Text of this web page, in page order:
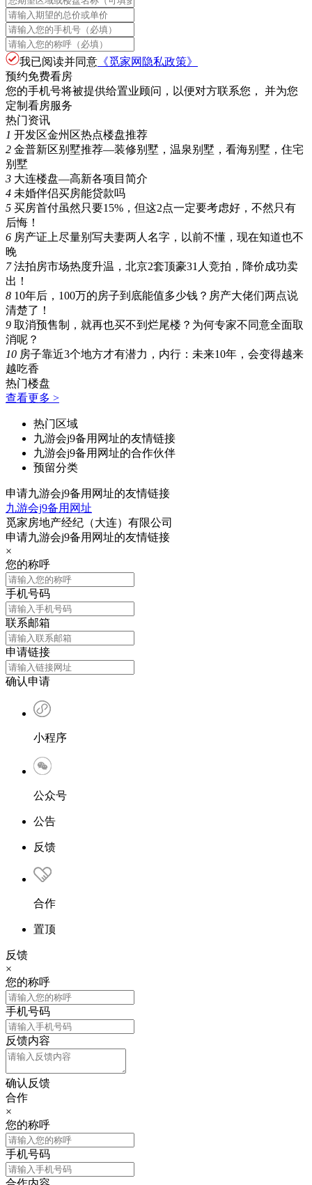
我已阅读并同意 《觅家网隐私政策》
预约免费看房
您的手机号将被提供给置业顾问，以便对方联系您， 并为您
定制看房服务
热门资讯
1 开发区金州区热点楼盘推荐
2 金普新区别墅推荐—装修别墅，温泉别墅，看海别墅，住宅
别墅
3 大连楼盘—高新各项目简介
4 未婚伴侣买房能贷款吗
5 买房首付虽然只要15%，但这2点一定要考虑好，不然只有
后悔！
6 房产证上尽量别写夫妻两人名字，以前不懂，现在知道也不
晚
7 法拍房市场热度升温，北京2套顶豪31人竞拍，降价成功卖
出！
8 10年后，100万的房子到底能值多少钱？房产大佬们两点说
清楚了！
9 取消预售制，就再也买不到烂尾楼？为何专家不同意全面取
消呢？
10 房子靠近3个地方才有潜力，内行：未来10年，会变得越来
越吃香
热门楼盘
查看更多 >
热门区域
九游会j9备用网址的友情链接
九游会j9备用网址的合作伙伴
预留分类
申请九游会j9备用网址的友情链接
九游会j9备用网址
觅家房地产经纪（大连）有限公司
申请九游会j9备用网址的友情链接
×
您的称呼
手机号码
联系邮箱
申请链接
确认申请
小程序
公众号
公告
反馈
合作
置顶
反馈
×
您的称呼
手机号码
反馈内容
确认反馈
合作
×
您的称呼
手机号码